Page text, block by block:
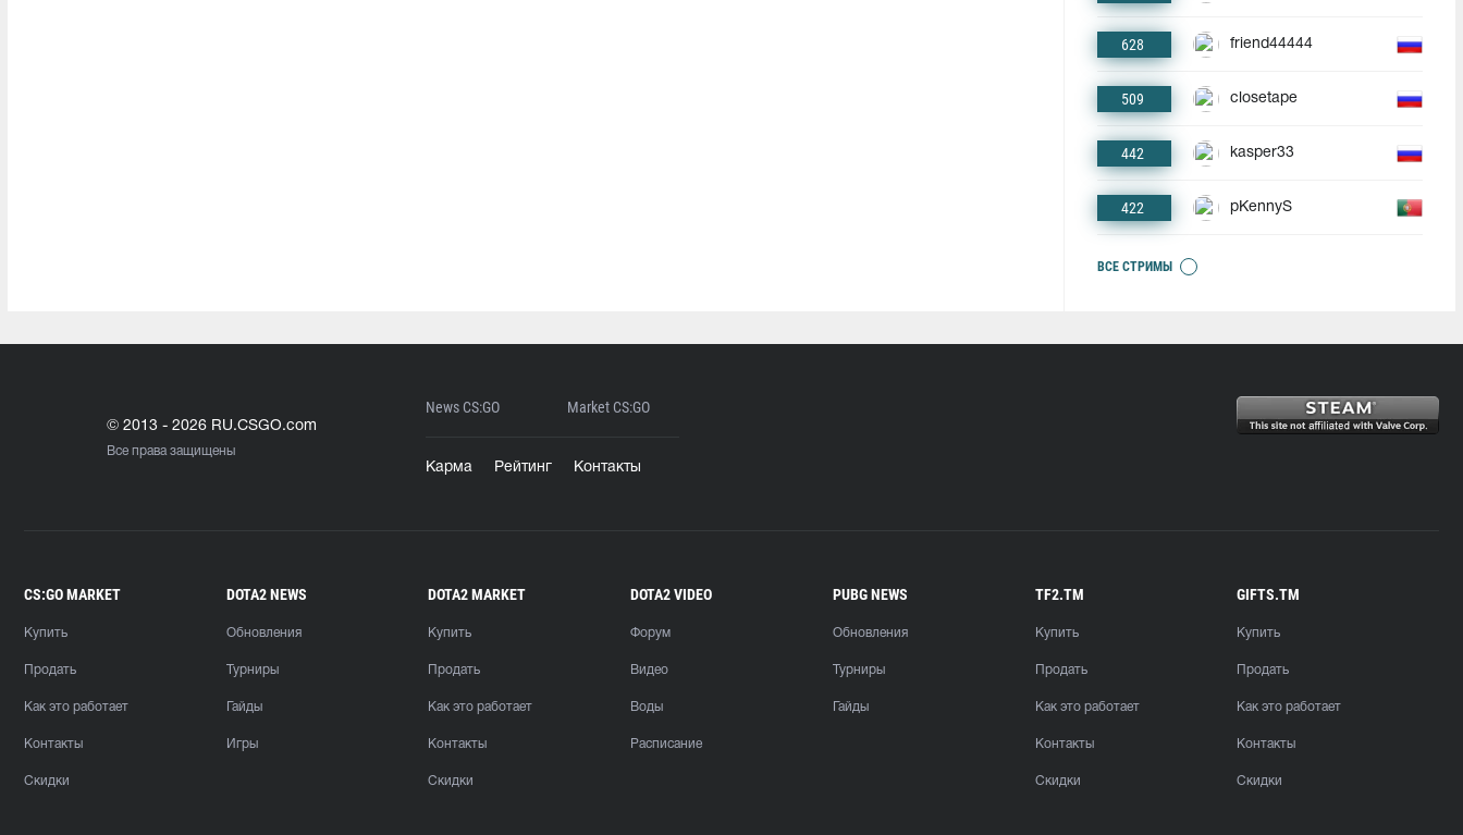
628 friend44444
509 closetape
442 kasper33
422 pKennyS
ВСЕ СТРИМЫ
© 2013 - 2026 RU.CSGO.com
Все права защищены
News CS:GO Market CS:GO
Карма Рейтинг Контакты
CS:GO MARKET
Купить
Продать
Как это работает
Контакты
Скидки
DOTA2 NEWS
Обновления
Турниры
Гайды
Игры
DOTA2 MARKET
Купить
Продать
Как это работает
Контакты
Скидки
DOTA2 VIDEO
Форум
Видео
Воды
Расписание
PUBG NEWS
Обновления
Турниры
Гайды
TF2.TM
Купить
Продать
Как это работает
Контакты
Скидки
GIFTS.TM
Купить
Продать
Как это работает
Контакты
Скидки